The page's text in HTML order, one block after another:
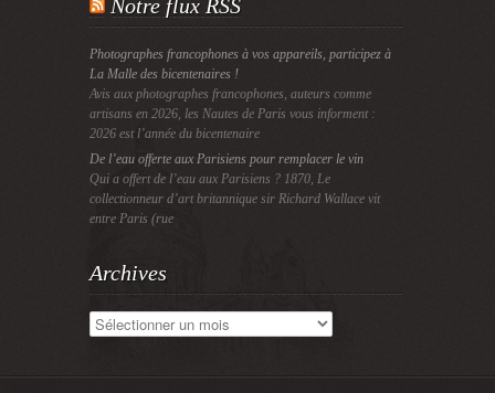
Notre flux RSS
Photographes francophones à vos appareils, participez à
La Malle des bicentenaires !
Avis aux photographes francophones, auteurs comme
artisans en 2026, les Nautes de Paris vous informent :
2026 est l’année du bicentenaire
De l’eau offerte aux Parisiens pour remplacer le vin
Qui a offert de l’eau aux Parisiens ? 1870, Le
collectionneur d’art britannique sir Richard Wallace vit
entre Paris (rue
Archives
Archives